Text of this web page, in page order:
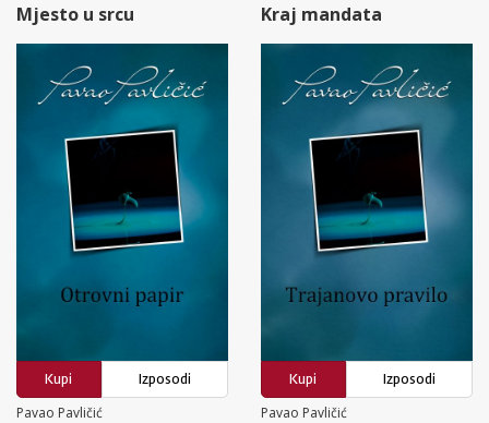
Mjesto u srcu Kraj mandata
Kupi
Izposodi
Pavao Pavličić
Kupi
Izposodi
Pavao Pavličić